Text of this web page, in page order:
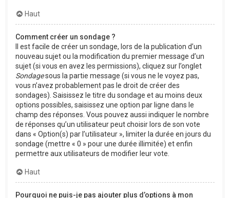
Haut
Comment créer un sondage ?
Il est facile de créer un sondage, lors de la publication d’un
nouveau sujet ou la modification du premier message d’un
sujet (si vous en avez les permissions), cliquez sur l’onglet
Sondagesous la partie message (si vous ne le voyez pas,
vous n’avez probablement pas le droit de créer des
sondages). Saisissez le titre du sondage et au moins deux
options possibles, saisissez une option par ligne dans le
champ des réponses. Vous pouvez aussi indiquer le nombre
de réponses qu’un utilisateur peut choisir lors de son vote
dans « Option(s) par l’utilisateur », limiter la durée en jours du
sondage (mettre « 0 » pour une durée illimitée) et enfin
permettre aux utilisateurs de modifier leur vote.
Haut
Pourquoi ne puis-je pas ajouter plus d’options à mon